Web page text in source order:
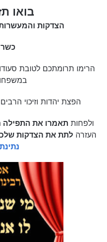
בואו
הצדקות
כשר
הרימו תרומתכם לטובת
הפצת יהדות וזיכוי
ולפחותתאמרו את
העזרהלתת את הצדקות